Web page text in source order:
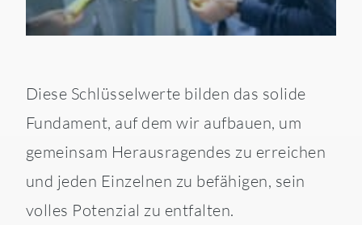
Diese Schlüsselwerte bilden das solide
Fundament, auf dem wir aufbauen, um
gemeinsam Herausragendes zu erreichen
und jeden Einzelnen zu befähigen, sein
volles Potenzial zu entfalten.